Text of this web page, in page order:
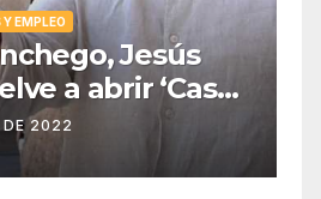
Y EMPLEO
Jesús
a abrir ‘Casas
restaurante
2022